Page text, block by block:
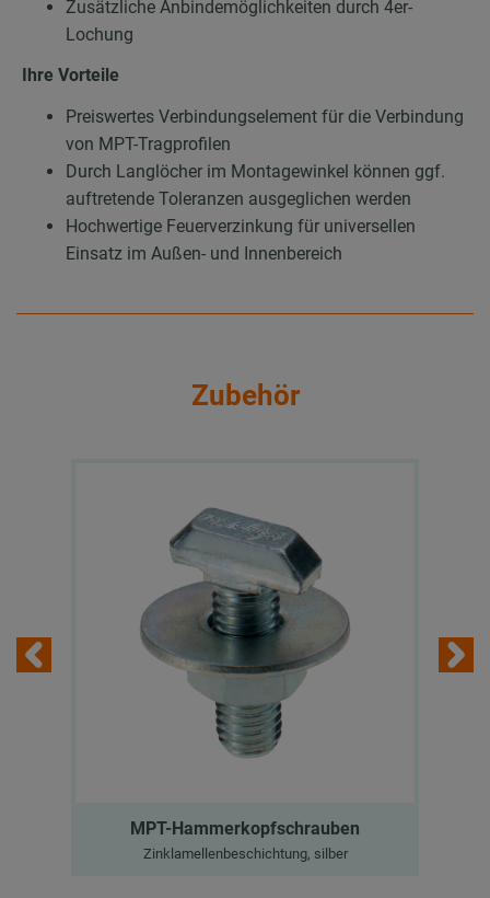
Zusätzliche Anbindemöglichkeiten durch 4er-
Lochung
Ihre Vorteile
Preiswertes Verbindungselement für die Verbindung
von MPT-Tragprofilen
Durch Langlöcher im Montagewinkel können ggf.
auftretende Toleranzen ausgeglichen werden
Hochwertige Feuerverzinkung für universellen
Einsatz im Außen- und Innenbereich
Zubehör
MPT-Hammerkopfschrauben
Zinklamellenbeschichtung, silber